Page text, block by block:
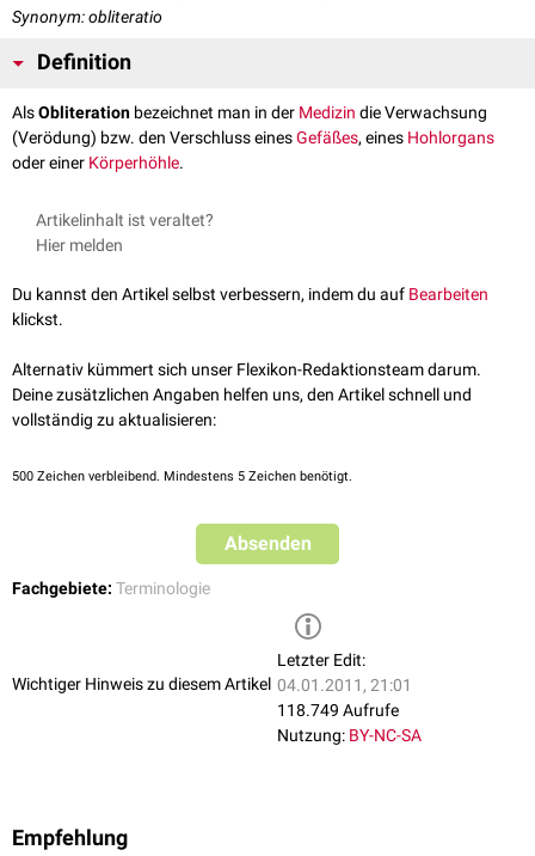
Synonym: obliteratio
Definition
AlsObliteration bezeichnet man in der Medizin die Verwachsung
(Verödung) bzw. den Verschluss einesGefäßes, eines Hohlorgans
oder einer Körperhöhle.
Artikelinhalt ist veraltet?
Hier melden
Du kannst den Artikel selbst verbessern, indem du auf Bearbeiten
klickst.
Alternativ kümmert sich unser Flexikon-Redaktionsteam darum.
Deine zusätzlichen Angaben helfen uns, den Artikel schnell und
vollständig zu aktualisieren:
500 Zeichen verbleibend. Mindestens 5 Zeichen benötigt.
Absenden
Fachgebiete: Terminologie
Wichtiger Hinweis zu diesem Artikel
Letzter Edit:
04.01.2011, 21:01
118.749 Aufrufe
Nutzung: BY-NC-SA
Empfehlung